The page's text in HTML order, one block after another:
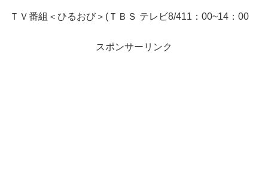
ＴＶ番組＜ひるおび＞(ＴＢＳ テレビ8/411：00~14：00
スポンサーリンク